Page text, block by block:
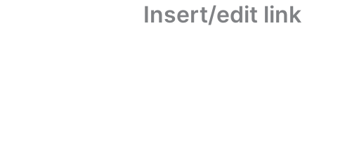
Insert/edit link